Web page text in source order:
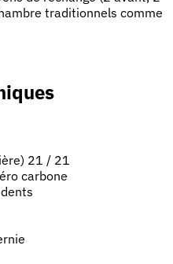
traditionnels comme
21 / 21
carbone